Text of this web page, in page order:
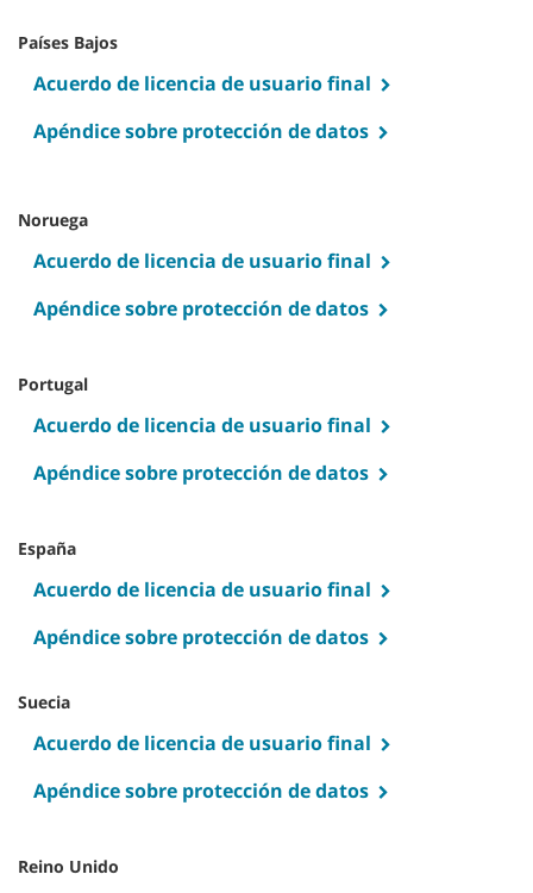
Países Bajos
Acuerdo de licencia de usuario final
Apéndice sobre protección de datos
Noruega
Acuerdo de licencia de usuario final
Apéndice sobre protección de datos
Portugal
Acuerdo de licencia de usuario final
Apéndice sobre protección de datos
España
Acuerdo de licencia de usuario final
Apéndice sobre protección de datos
Suecia
Acuerdo de licencia de usuario final
Apéndice sobre protección de datos
Reino Unido